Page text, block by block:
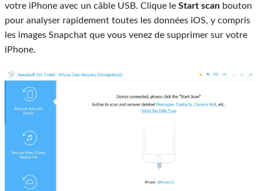
votre iPhone avec un câble USB. Clique le Start scan bouton
pour analyser rapidement toutes les données iOS, y compris
les images Snapchat que vous venez de supprimer sur votre
iPhone.